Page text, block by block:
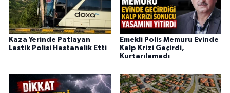
Kaza Yerinde Patlayan
Lastik Polisi Hastanelik Etti
Emekli Polis Memuru Evinde
Kalp Krizi Geçirdi,
Kurtarılamadı